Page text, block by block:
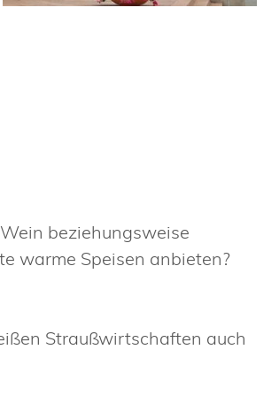
beziehungsweise
warme Speisen anbieten?
Straußwirtschaften auch